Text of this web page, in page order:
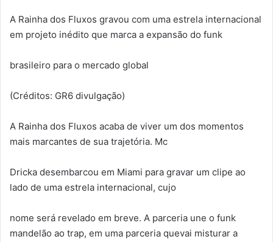
A Rainha dos Fluxos gravou com uma estrela internacional
em projeto inédito que marca a expansão do funk
brasileiro para o mercado global
(Créditos: GR6 divulgação)
A Rainha dos Fluxos acaba de viver um dos momentos
mais marcantes de sua trajetória. Mc
Dricka desembarcou em Miami para gravar um clipe ao
lado de uma estrela internacional, cujo
nome será revelado em breve. A parceria une o funk
mandelão ao trap, em uma parceria quevai misturar a